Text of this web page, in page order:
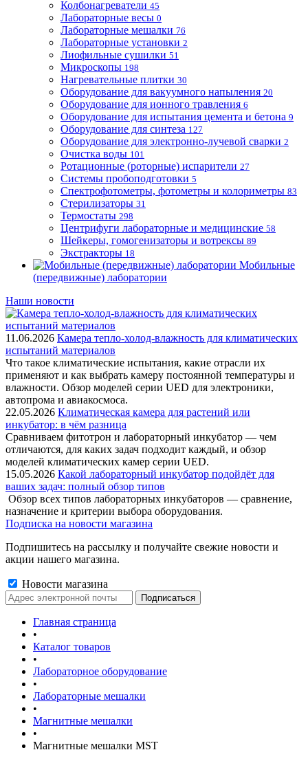
Колбонагреватели 45
Лабораторные весы 0
Лабораторные мешалки 76
Лабораторные установки 2
Лиофильные сушилки 51
Микроскопы 198
Нагревательные плитки 30
Оборудование для вакуумного напыления 20
Оборудование для ионного травления 6
Оборудование для испытания цемента и бетона 9
Оборудование для синтеза 127
Оборудование для электронно-лучевой сварки 2
Очистка воды 101
Ротационные (роторные) испарители 27
Системы пробоподготовки 5
Спектрофотометры, фотометры и колориметры 83
Стерилизаторы 31
Термостаты 298
Центрифуги лабораторные и медицинские 58
Шейкеры, гомогенизаторы и вотрексы 89
Экстракторы 18
Мобильные
(передвижные) лаборатории
Наши новости
11.06.2026 Камера тепло-холод-влажность для климатических
испытаний материалов
Что такое климатические испытания, какие отрасли их
применяют и как выбрать камеру постоянной температуры и
влажности. Обзор моделей серии UED для электроники,
автопрома и авиакосмоса.
22.05.2026 Климатическая камера для растений или
инкубатор: в чём разница
Сравниваем фитотрон и лабораторный инкубатор — чем
отличаются, для каких задач подходит каждый, и обзор
моделей климатических камер серии UED.
15.05.2026 Какой лабораторный инкубатор подойдёт для
ваших задач: полный обзор типов
Обзор всех типов лабораторных инкубаторов — сравнение,
назначение и критерии выбора оборудования.
Подписка на новости магазина
Подпишитесь на рассылку и получайте свежие новости и
акции нашего магазина.
Новости магазина
Главная страница
•
Каталог товаров
•
Лабораторное оборудование
•
Лабораторные мешалки
•
Магнитные мешалки
•
Магнитные мешалки MST